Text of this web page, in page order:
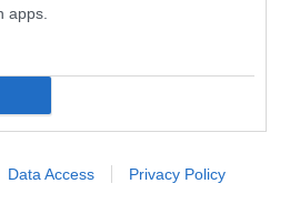
apps.
Data Access Privacy Policy
οι αθλητές του
τους στο Ευρωπαϊκό
κάτω των 23 ετών στο Βρότσλαβ.